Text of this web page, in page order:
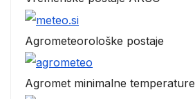
Agrometeorološke postaje
Agromet minimalne temperature